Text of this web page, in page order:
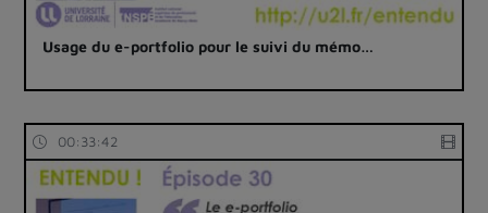
Usage du e-portfolio pour le suivi du mémo…
00:33:42